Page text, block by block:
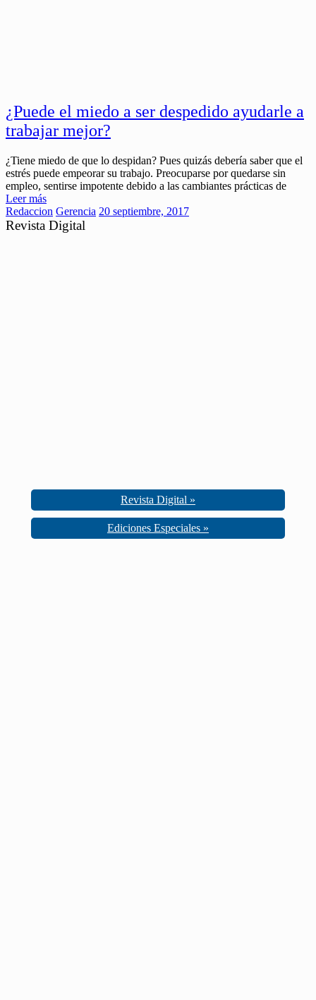
¿Puede el miedo a ser despedido ayudarle a
trabajar mejor?
¿Tiene miedo de que lo despidan? Pues quizás debería saber que el
estrés puede empeorar su trabajo. Preocuparse por quedarse sin
empleo, sentirse impotente debido a las cambiantes prácticas de
Leer más
Redaccion Gerencia 20 septiembre, 2017
Revista Digital
Revista Digital »
Ediciones Especiales »